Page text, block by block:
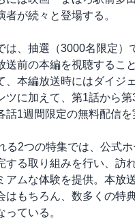
者が続々と登場する。
は、抽選（3000名限定）
送前の本編を視聴するこ
、本編放送時にはダイジ
ツに加えて、第1話から第
話1週間限定の無料配信を
る2つの特集では、公式
する取り組みを行い、訪
アムな体験を提供。本放
はもちろん、数多くの特
っている。